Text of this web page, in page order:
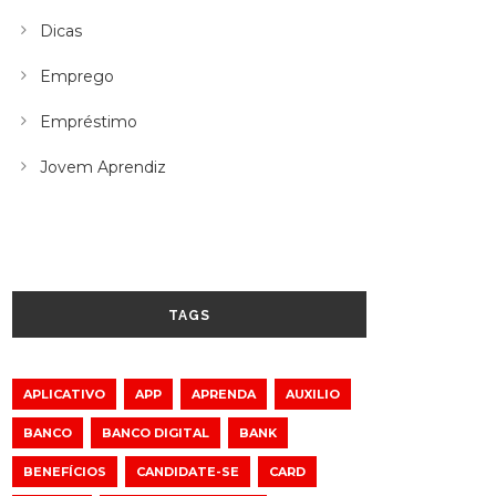
Dicas
Emprego
Empréstimo
Jovem Aprendiz
TAGS
APLICATIVO APP APRENDA AUXILIO
BANCO BANCO DIGITAL BANK
BENEFÍCIOS CANDIDATE-SE CARD